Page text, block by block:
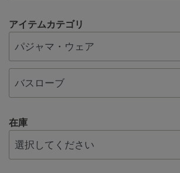
アイテムカテゴリ
在庫